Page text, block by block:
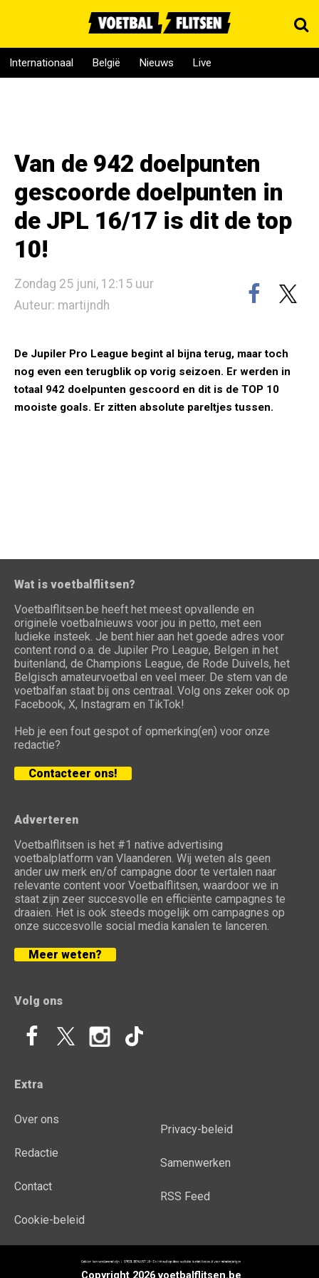
Internationaal België Nieuws Live
Van de 942 doelpunten
gescoorde doelpunten in
de JPL 16/17 is dit de top
10!
Zondag 25 juni, 12:15 uur
Auteur: martijndh
De Jupiler Pro League begint al bijna terug, maar toch
nog even een terugblik op vorig seizoen. Er werden in
totaal 942 doelpunten gescoord en dit is de TOP 10
mooiste goals. Er zitten absolute pareltjes tussen.
Wat is voetbalflitsen?
Voetbalflitsen.be heeft het meest opvallende en
originele voetbalnieuws voor jou in petto, met een
ludieke insteek. Je bent hier aan het goede adres voor
content rond o.a. de Jupiler Pro League, Belgen in het
buitenland, de Champions League, de Rode Duivels, het
Belgisch amateurvoetbal en veel meer. De stem van de
voetbalfan staat bij ons centraal. Volg ons zeker ook op
Facebook, X, Instagram en TikTok!
Heb je een fout gespot of opmerking(en) voor onze
redactie?
Contacteer ons!
Adverteren
Voetbalflitsen is het #1 native advertising
voetbalplatform van Vlaanderen. Wij weten als geen
ander uw merk en/of campagne door te vertalen naar
relevante content voor Voetbalflitsen, waardoor we in
staat zijn zeer succesvolle en efficiënte campagnes te
draaien. Het is ook steeds mogelijk om campagnes op
onze succesvolle social media kanalen te lanceren.
Meer weten?
Volg ons
Extra
Over ons
Redactie
Contact
Cookie-beleid
Privacy-beleid
Samenwerken
RSS Feed
Copyright 2026 voetbalflitsen.be